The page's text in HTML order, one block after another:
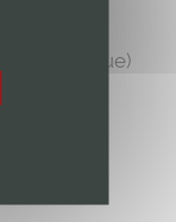
(Belgique)